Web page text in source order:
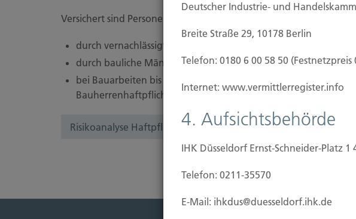
Versichert sind Personen- und Sachschäden, zum Beispiel
durch vernachlässigte Streupflicht im Winter
durch bauliche Mängel wie glatte Treppen, lose
bei Bauarbeiten bis zu 50.000 Euro Bausumme. Bei höheren
Bauherrenhaftpflicht-Versicherung erforderlich.)
Risikoanalyse Haftpflichtversicherung
Deutscher Industrie- und
Breite Straße 29, 10178 Berlin
Telefon: 0180 6 00 58 50
Internet: www.vermittlerregister.info
4. Aufsichtsbehörde
IHK Düsseldorf Ernst-Schneider-Platz 1
Telefon: 0211-35570
E-Mail: ihkdus@duesseldorf.ihk.de